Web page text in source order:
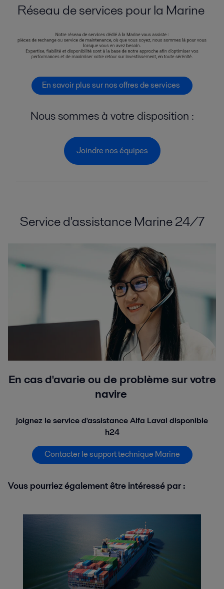
Réseau de services pour la Marine
En savoir plus sur nos offres de services
Nous sommes à votre disposition :
Joindre nos équipes
Service d'assistance Marine 24/7
En cas d'avarie ou de problème sur votre
navire
joignez le service d'assistance Alfa Laval disponible
h24
Contacter le support technique Marine
Vous pourriez également être intéressé par :